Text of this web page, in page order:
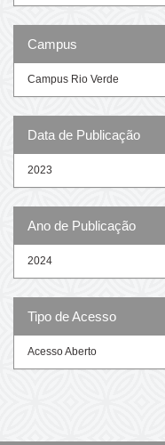
Campus
Campus Rio Verde
Data de Publicação
2023
Ano de Publicação
2024
Tipo de Acesso
Acesso Aberto